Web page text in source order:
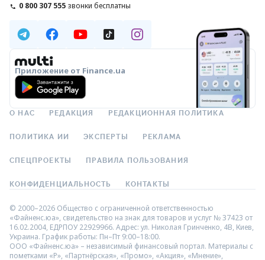
0 800 307 555 звонки бесплатны
Приложение от Finance.ua
О НАС РЕДАКЦИЯ РЕДАКЦИОННАЯ ПОЛИТИКА
ПОЛИТИКА ИИ ЭКСПЕРТЫ РЕКЛАМА
СПЕЦПРОЕКТЫ ПРАВИЛА ПОЛЬЗОВАНИЯ
КОНФИДЕНЦИАЛЬНОСТЬ КОНТАКТЫ
© 2000–2026 Общество с ограниченной ответственностью
«Файненс.юа», свидетельство на знак для товаров и услуг № 37423 от
16.02.2004, ЕДРПОУ 22929966. Адрес: ул. Николая Гринченко, 4В, Киев,
Украина. График работы: Пн–Пт 9:00–18:00.
ООО «Файненс.юа» – независимый финансовый портал. Материалы с
пометками «Р», «Партнёрская», «Промо», «Акция», «Мнение»,